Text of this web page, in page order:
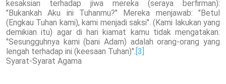
kesaksian terhadap jiwa mereka (seraya berfirman):
"Bukankah Aku ini Tuhanmu?" Mereka menjawab: "Betul
(Engkau Tuhan kami), kami menjadi saksi". (Kami lakukan yang
demikian itu) agar di hari kiamat kamu tidak mengatakan:
"Sesungguhnya kami (bani Adam) adalah orang-orang yang
lengah terhadap ini (keesaan Tuhan)". [3]
Syarat-Syarat Agama